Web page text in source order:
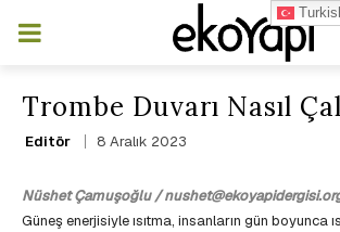
Trombe Duvarı Nasıl
Editör 8 Aralık 2023
Nüshet Çamuşoğlu /
Güneş enerjisiyle ısıtma, insanların gün boyunca